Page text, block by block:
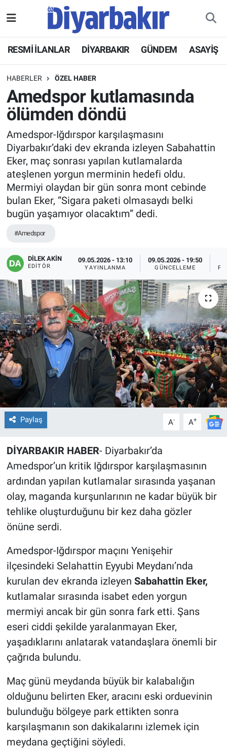
RESMİ İLANLAR DİYARBAKIR GÜNDEM ASAYİŞ
HABERLER ÖZEL HABER
Amedspor kutlamasında
ölümden döndü
Amedspor-Iğdırspor karşılaşmasını
Diyarbakır’daki dev ekranda izleyen Sabahattin
Eker, maç sonrası yapılan kutlamalarda
ateşlenen yorgun merminin hedefi oldu.
Mermiyi olaydan bir gün sonra mont cebinde
bulan Eker, “Sigara paketi olmasaydı belki
bugün yaşamıyor olacaktım” dedi.
#Amedspor
DİLEK AKİN
EDITÖR
09.05.2026 - 13:10
YAYINLANMA
09.05.2026 - 19:50
GÜNCELLEME
Paylaş A- A+
DİYARBAKIR HABER- Diyarbakır’da
Amedspor’un kritik Iğdırspor karşılaşmasının
ardından yapılan kutlamalar sırasında yaşanan
olay, maganda kurşunlarının ne kadar büyük bir
tehlike oluşturduğunu bir kez daha gözler
önüne serdi.
Amedspor-Iğdırspor maçını Yenişehir
ilçesindeki Selahattin Eyyubi Meydanı’nda
kurulan dev ekranda izleyen Sabahattin Eker,
kutlamalar sırasında isabet eden yorgun
mermiyi ancak bir gün sonra fark etti. Şans
eseri ciddi şekilde yaralanmayan Eker,
yaşadıklarını anlatarak vatandaşlara önemli bir
çağrıda bulundu.
Maç günü meydanda büyük bir kalabalığın
olduğunu belirten Eker, aracını eski orduevinin
bulunduğu bölgeye park ettikten sonra
karşılaşmanın son dakikalarını izlemek için
meydana geçtiğini söyledi.
ASAYİŞ
DİYARBAKIR
EKONOMİ
GÜNDEM
BÖLGE
DÜNYA
KÜLTÜR SANAT
POLİTİKA
SAĞLIK
SPOR
TEKNOLOJİ
Hava Durumu
Namaz Vakitleri
Trafik Durumu
Süper Lig Puan Durumu ve Fikstür
Tüm Manşetler
Son Dakika Haberleri
Haber Arşivi